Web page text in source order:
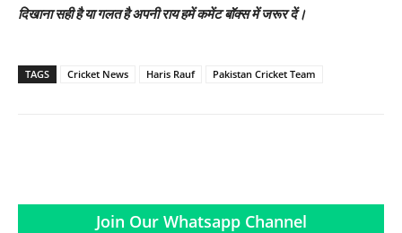
दिखाना सही है या गलत है अपनी राय हमें कमेंट बॉक्स में जरूर दें।
TAGS Cricket News Haris Rauf Pakistan Cricket Team
Join Our Whatsapp Channel